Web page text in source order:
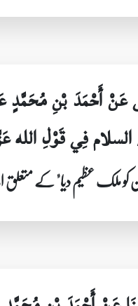
عَنْ أَحْمَدَ بْنِ مُحَمَّدٍ
فِي قَوْلِ الله
ملک عظیم دیا" کے متعلق